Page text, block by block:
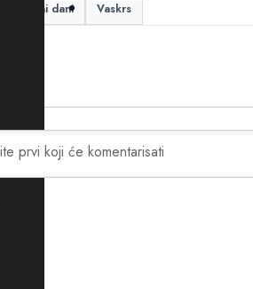
slobodni dani Vaskrs